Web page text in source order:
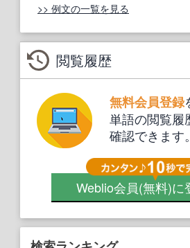
>> 例文の一覧を見る
閲覧履歴
無料会員登録
単語の閲覧履
確認できます。
Weblio会員(無料)に